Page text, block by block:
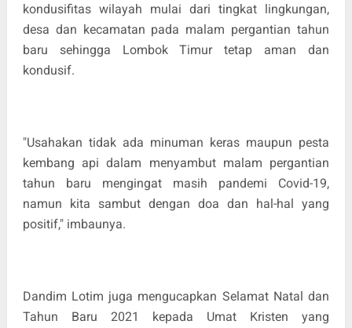
kondusifitas wilayah mulai dari tingkat lingkungan,
desa dan kecamatan pada malam pergantian tahun
baru sehingga Lombok Timur tetap aman dan
kondusif.
"Usahakan tidak ada minuman keras maupun pesta
kembang api dalam menyambut malam pergantian
tahun baru mengingat masih pandemi Covid-19,
namun kita sambut dengan doa dan hal-hal yang
positif," imbaunya.
Dandim Lotim juga mengucapkan Selamat Natal dan
Tahun Baru 2021 kepada Umat Kristen yang